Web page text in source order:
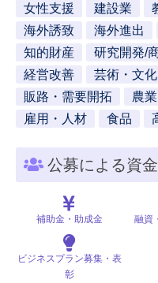
女性支援
建設業
海外誘致
海外進出
知的財産
研究開発/
経営改善
芸術・文
販路・需要開拓
農業
雇用・人材
食品
公募による資
補助金・助成金 融資
ビジネスプラン募集・表
彰